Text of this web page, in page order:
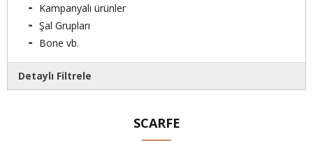
Kampanyalı ürünler
Şal Grupları
Bone vb.
Detaylı Filtrele
SCARFE